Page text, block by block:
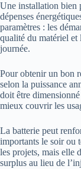
Une installation bien
dépenses
paramètres : les
qualité du matériel et
journée.
Pour obtenir un bon
selon la puissance
doit être
mieux couvrir les
La batterie peut
importants le soir ou
les projets, mais elle
surplus au lieu de